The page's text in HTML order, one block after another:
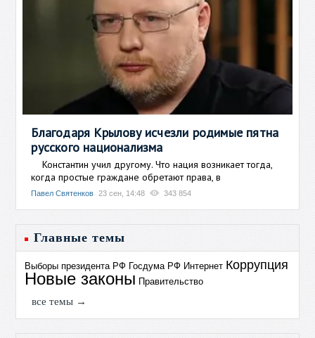
Благодаря Крылову исчезли родимые пятна
русского национализма
Константин учил другому. Что нация возникает тогда,
когда простые граждане обретают права, в
Павел Святенков 23 сен, 14:48 343 854
Главные темы
Выборы президента РФ Госдума РФ Интернет Коррупция
Новые законы Правительство
все темы →